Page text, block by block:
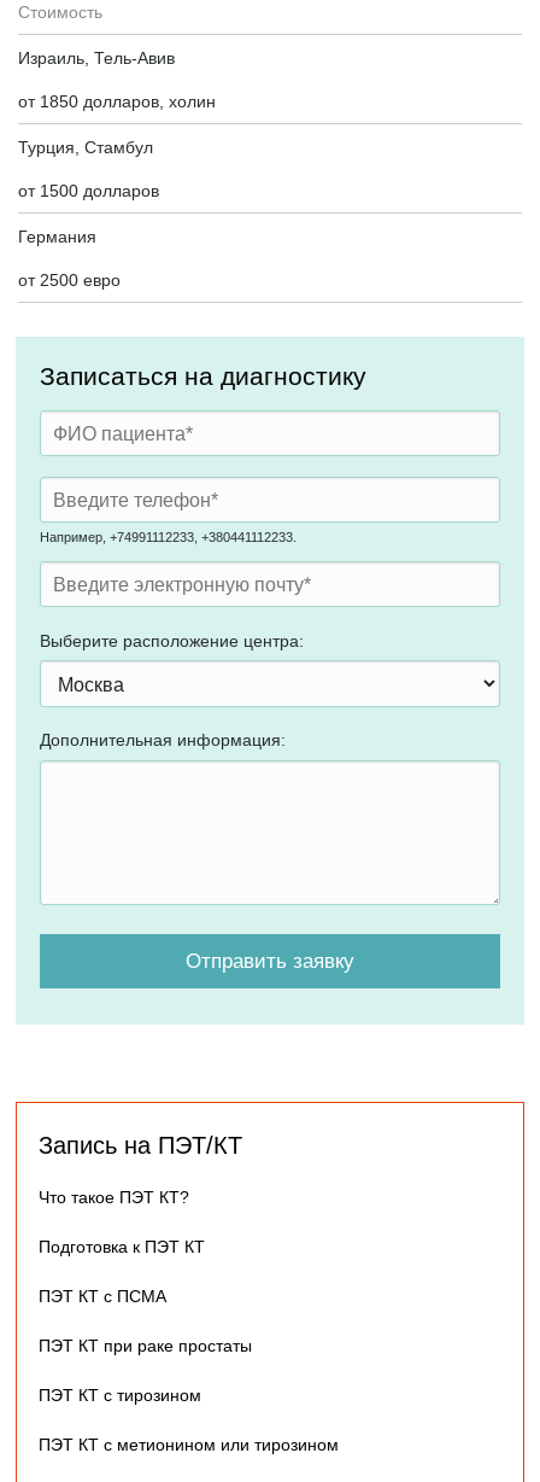
Запись на ПЭТ/КТ
Что такое ПЭТ КТ?
Подготовка к ПЭТ КТ
ПЭТ КТ с ПСМА
ПЭТ КТ при раке простаты
ПЭТ КТ с тирозином
ПЭТ КТ с метионином или тирозином
Стоимость
Израиль, Тель-Авив
от 1850 долларов, холин
Турция, Стамбул
от 1500 долларов
Германия
от 2500 евро
Записаться на диагностику
Например, +74991112233, +380441112233.
Выберите расположение центра:
Дополнительная информация: